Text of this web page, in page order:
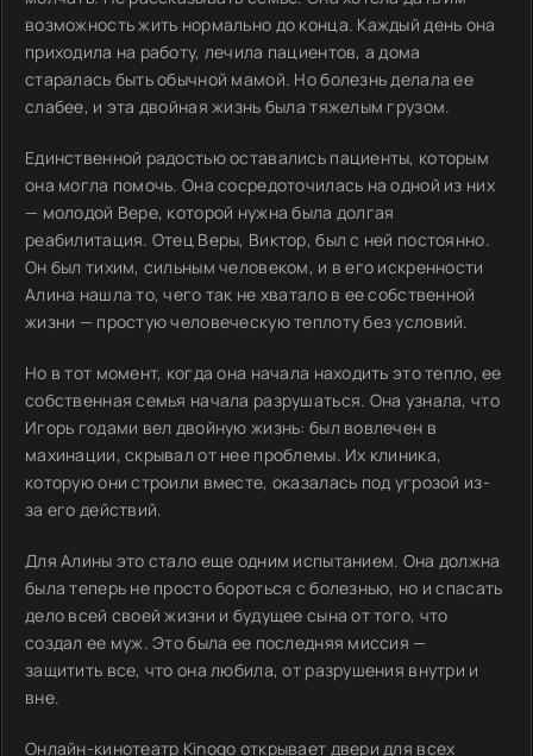
возможность жить нормально до конца. Каждый день она
приходила на работу, лечила пациентов, а дома
старалась быть обычной мамой. Но болезнь делала ее
слабее, и эта двойная жизнь была тяжелым грузом.
Единственной радостью оставались пациенты, которым
она могла помочь. Она сосредоточилась на одной из них
— молодой Вере, которой нужна была долгая
реабилитация. Отец Веры, Виктор, был с ней постоянно.
Он был тихим, сильным человеком, и в его искренности
Алина нашла то, чего так не хватало в ее собственной
жизни — простую человеческую теплоту без условий.
Но в тот момент, когда она начала находить это тепло, ее
собственная семья начала разрушаться. Она узнала, что
Игорь годами вел двойную жизнь: был вовлечен в
махинации, скрывал от нее проблемы. Их клиника,
которую они строили вместе, оказалась под угрозой из-
за его действий.
Для Алины это стало еще одним испытанием. Она должна
была теперь не просто бороться с болезнью, но и спасать
дело всей своей жизни и будущее сына от того, что
создал ее муж. Это была ее последняя миссия —
защитить все, что она любила, от разрушения внутри и
вне.
Онлайн-кинотеатр Kinogo открывает двери для всех